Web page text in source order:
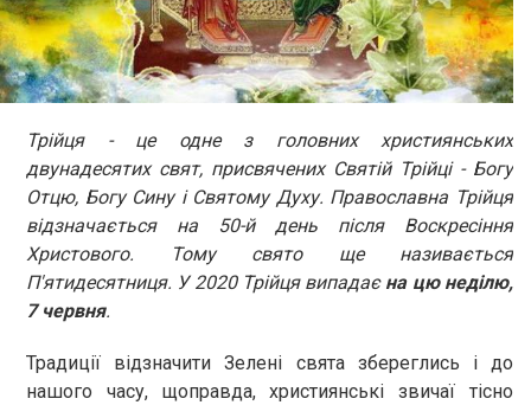
Трійця - це одне з головних християнських
двунадесятих свят, присвячених Святій Трійці - Богу
Отцю, Богу Сину і Святому Духу. Православна Трійця
відзначається на 50-й день після Воскресіння
Христового. Тому свято ще називається
П'ятидесятниця. У 2020 Трійця випадає на цю неділю,
7 червня.
Традиції відзначити Зелені свята збереглись і до
нашого часу, щоправда, християнські звичаї тісно